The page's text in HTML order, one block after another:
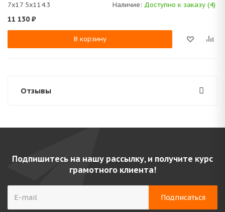
7x17 5x114.3 Наличие: Доступно к заказу (4)
11 130 ₽
В корзину
Отзывы
Подпишитесь на нашу рассылку, и получите курс
грамотного клиента!